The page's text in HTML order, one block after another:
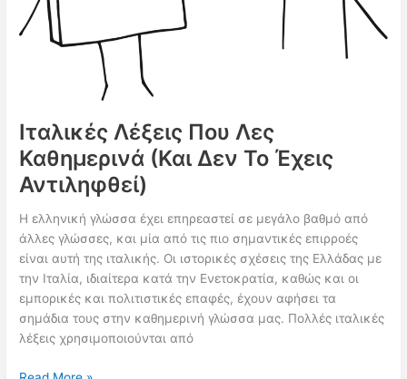
Ιταλικές Λέξεις Που Λες
Καθημερινά (Και Δεν Το Έχεις
Αντιληφθεί)
Η ελληνική γλώσσα έχει επηρεαστεί σε μεγάλο βαθμό από
άλλες γλώσσες, και μία από τις πιο σημαντικές επιρροές
είναι αυτή της ιταλικής. Οι ιστορικές σχέσεις της Ελλάδας με
την Ιταλία, ιδιαίτερα κατά την Ενετοκρατία, καθώς και οι
εμπορικές και πολιτιστικές επαφές, έχουν αφήσει τα
σημάδια τους στην καθημερινή γλώσσα μας. Πολλές ιταλικές
λέξεις χρησιμοποιούνται από
Ιταλικές